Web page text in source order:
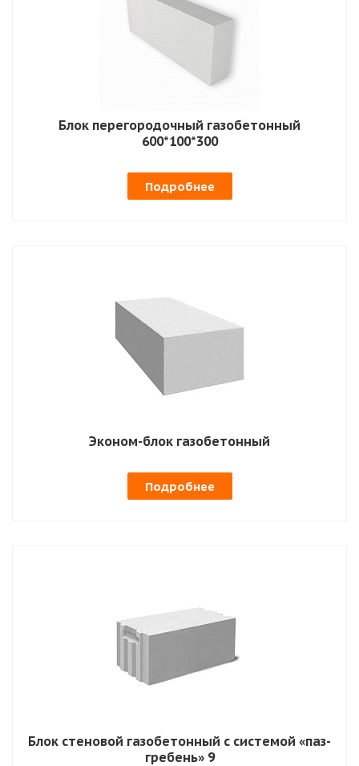
Блок перегородочный газобетонный
600*100*300
Подробнее
Эконом-блок газобетонный
Подробнее
Блок стеновой газобетонный с системой «паз-
гребень» 9